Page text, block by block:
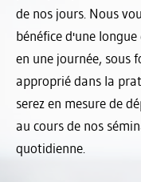
de nos jours. Nous
bénéfice d'une
en une journée, sous
approprié dans la
serez en mesure de
au cours de nos
quotidienne.